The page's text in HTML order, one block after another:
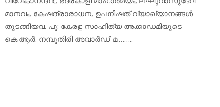
മാനവം, കേഷത്രാരാധന, ഉപനിഷത് വ്യാഖ്യാനങ്ങള്‍
തുടങ്ങിയവ. പു: കേരള സാഹിത്യ അക്കാഡമിയുടെ
കെ.ആര്‍. നമ്പൂതിരി അവാര്‍ഡ്. മ:……..